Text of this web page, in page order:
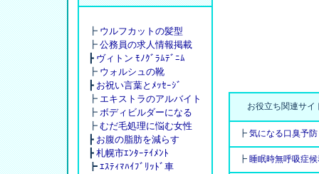
┣ ウルフカットの髪型
┣ 公務員の求人情報掲載
┣ ヴィトン ﾓﾉｸﾞﾗﾑﾃﾞﾆﾑ
┣ ウォルシュの靴
┣ お祝い言葉とﾒｯｾｰｼﾞ
┣ エキストラのアルバイト
┣ ボディビルダーになる
┣ むだ毛処理に悩む女性
┣ お腹の脂肪を減らす
┣ 札幌市ｴﾝﾀｰﾃｲﾒﾝﾄ
┣ ｴｽﾃｨﾏﾊｲﾌﾞﾘｯﾄﾞ車
お役立ち関連サイ
┣ 気になる口臭予防
┣ 睡眠時無呼吸症